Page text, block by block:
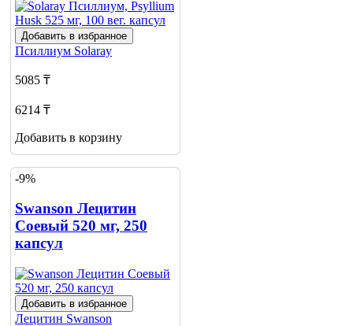
Добавить в избранное
Псиллиум Solaray
5085 ₸
6214 ₸
Добавить в корзину
-9%
Swanson Лецитин
Соевый 520 мг, 250
капсул
Добавить в избранное
Лецитин Swanson